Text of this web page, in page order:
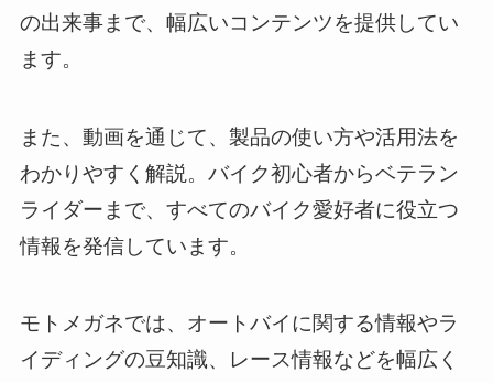
の出来事まで、幅広いコンテンツを提供してい
ます。
また、動画を通じて、製品の使い方や活用法を
わかりやすく解説。バイク初心者からベテラン
ライダーまで、すべてのバイク愛好者に役立つ
情報を発信しています。
モトメガネでは、オートバイに関する情報やラ
イディングの豆知識、レース情報などを幅広く